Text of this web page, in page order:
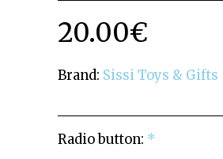
20.00€
Brand: Sissi Toys & Gifts
Radio button: *